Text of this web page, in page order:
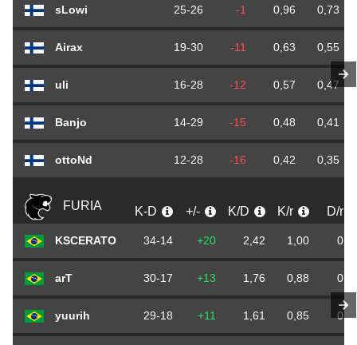
sLowi 25-26 -1 0,96 0,73
Airax 19-30 -11 0,63 0,55
uli 16-28 -12 0,57 0,47
Banjo 14-29 -15 0,48 0,41
ottoNd 12-28 -16 0,42 0,35
FURIA K-D +/- K/D K/r D/r
KSCERATO 34-14 +20 2,42 1,00
arT 30-17 +13 1,76 0,88
yuurih 29-18 +11 1,61 0,85